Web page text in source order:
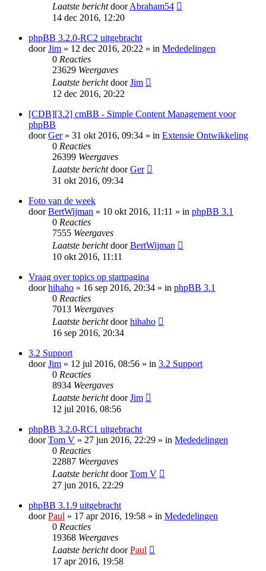
Laatste berichtdoorAbraham54
14 dec 2016, 12:20
phpBB 3.2.0-RC2 uitgebracht
doorJim » 12 dec 2016, 20:22 » in Mededelingen
0 Reacties
23629 Weergaves
Laatste berichtdoorJim
12 dec 2016, 20:22
[CDB][3.2] cmBB - Simple Content Management voor
phpBB
doorGer» 31 okt 2016, 09:34 » in Extensie Ontwikkeling
0 Reacties
26399 Weergaves
Laatste berichtdoorGer
31 okt 2016, 09:34
Foto van de week
doorBertWijman » 10 okt 2016, 11:11 » in phpBB 3.1
0 Reacties
7555 Weergaves
Laatste berichtdoorBertWijman
10 okt 2016, 11:11
Vraag over topics op startpagina
doorhihaho » 16 sep 2016, 20:34 » in phpBB 3.1
0 Reacties
7013 Weergaves
Laatste berichtdoorhihaho
16 sep 2016, 20:34
3.2 Support
doorJim » 12 jul 2016, 08:56 » in 3.2 Support
0 Reacties
8934 Weergaves
Laatste berichtdoorJim
12 jul 2016, 08:56
phpBB 3.2.0-RC1 uitgebracht
doorTom V » 27 jun 2016, 22:29 » in Mededelingen
0 Reacties
22887 Weergaves
Laatste berichtdoorTom V
27 jun 2016, 22:29
phpBB 3.1.9 uitgebracht
doorPaul » 17 apr 2016, 19:58 » in Mededelingen
0 Reacties
19368 Weergaves
Laatste berichtdoorPaul
17 apr 2016, 19:58